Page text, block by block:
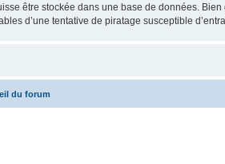
être stockée dans une base de données.
d’une tentative de piratage susceptible
du forum